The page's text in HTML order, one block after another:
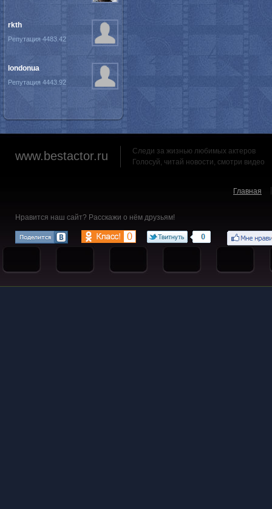
rkth
Репутация 4483.42
londonua
Репутация 4443.92
www.bestactor.ru
Следи за жизнью любимых актеров
Голосуй, читай новости, смотри видео
Главная
Нравится наш сайт? Расскажи о нём друзьям!